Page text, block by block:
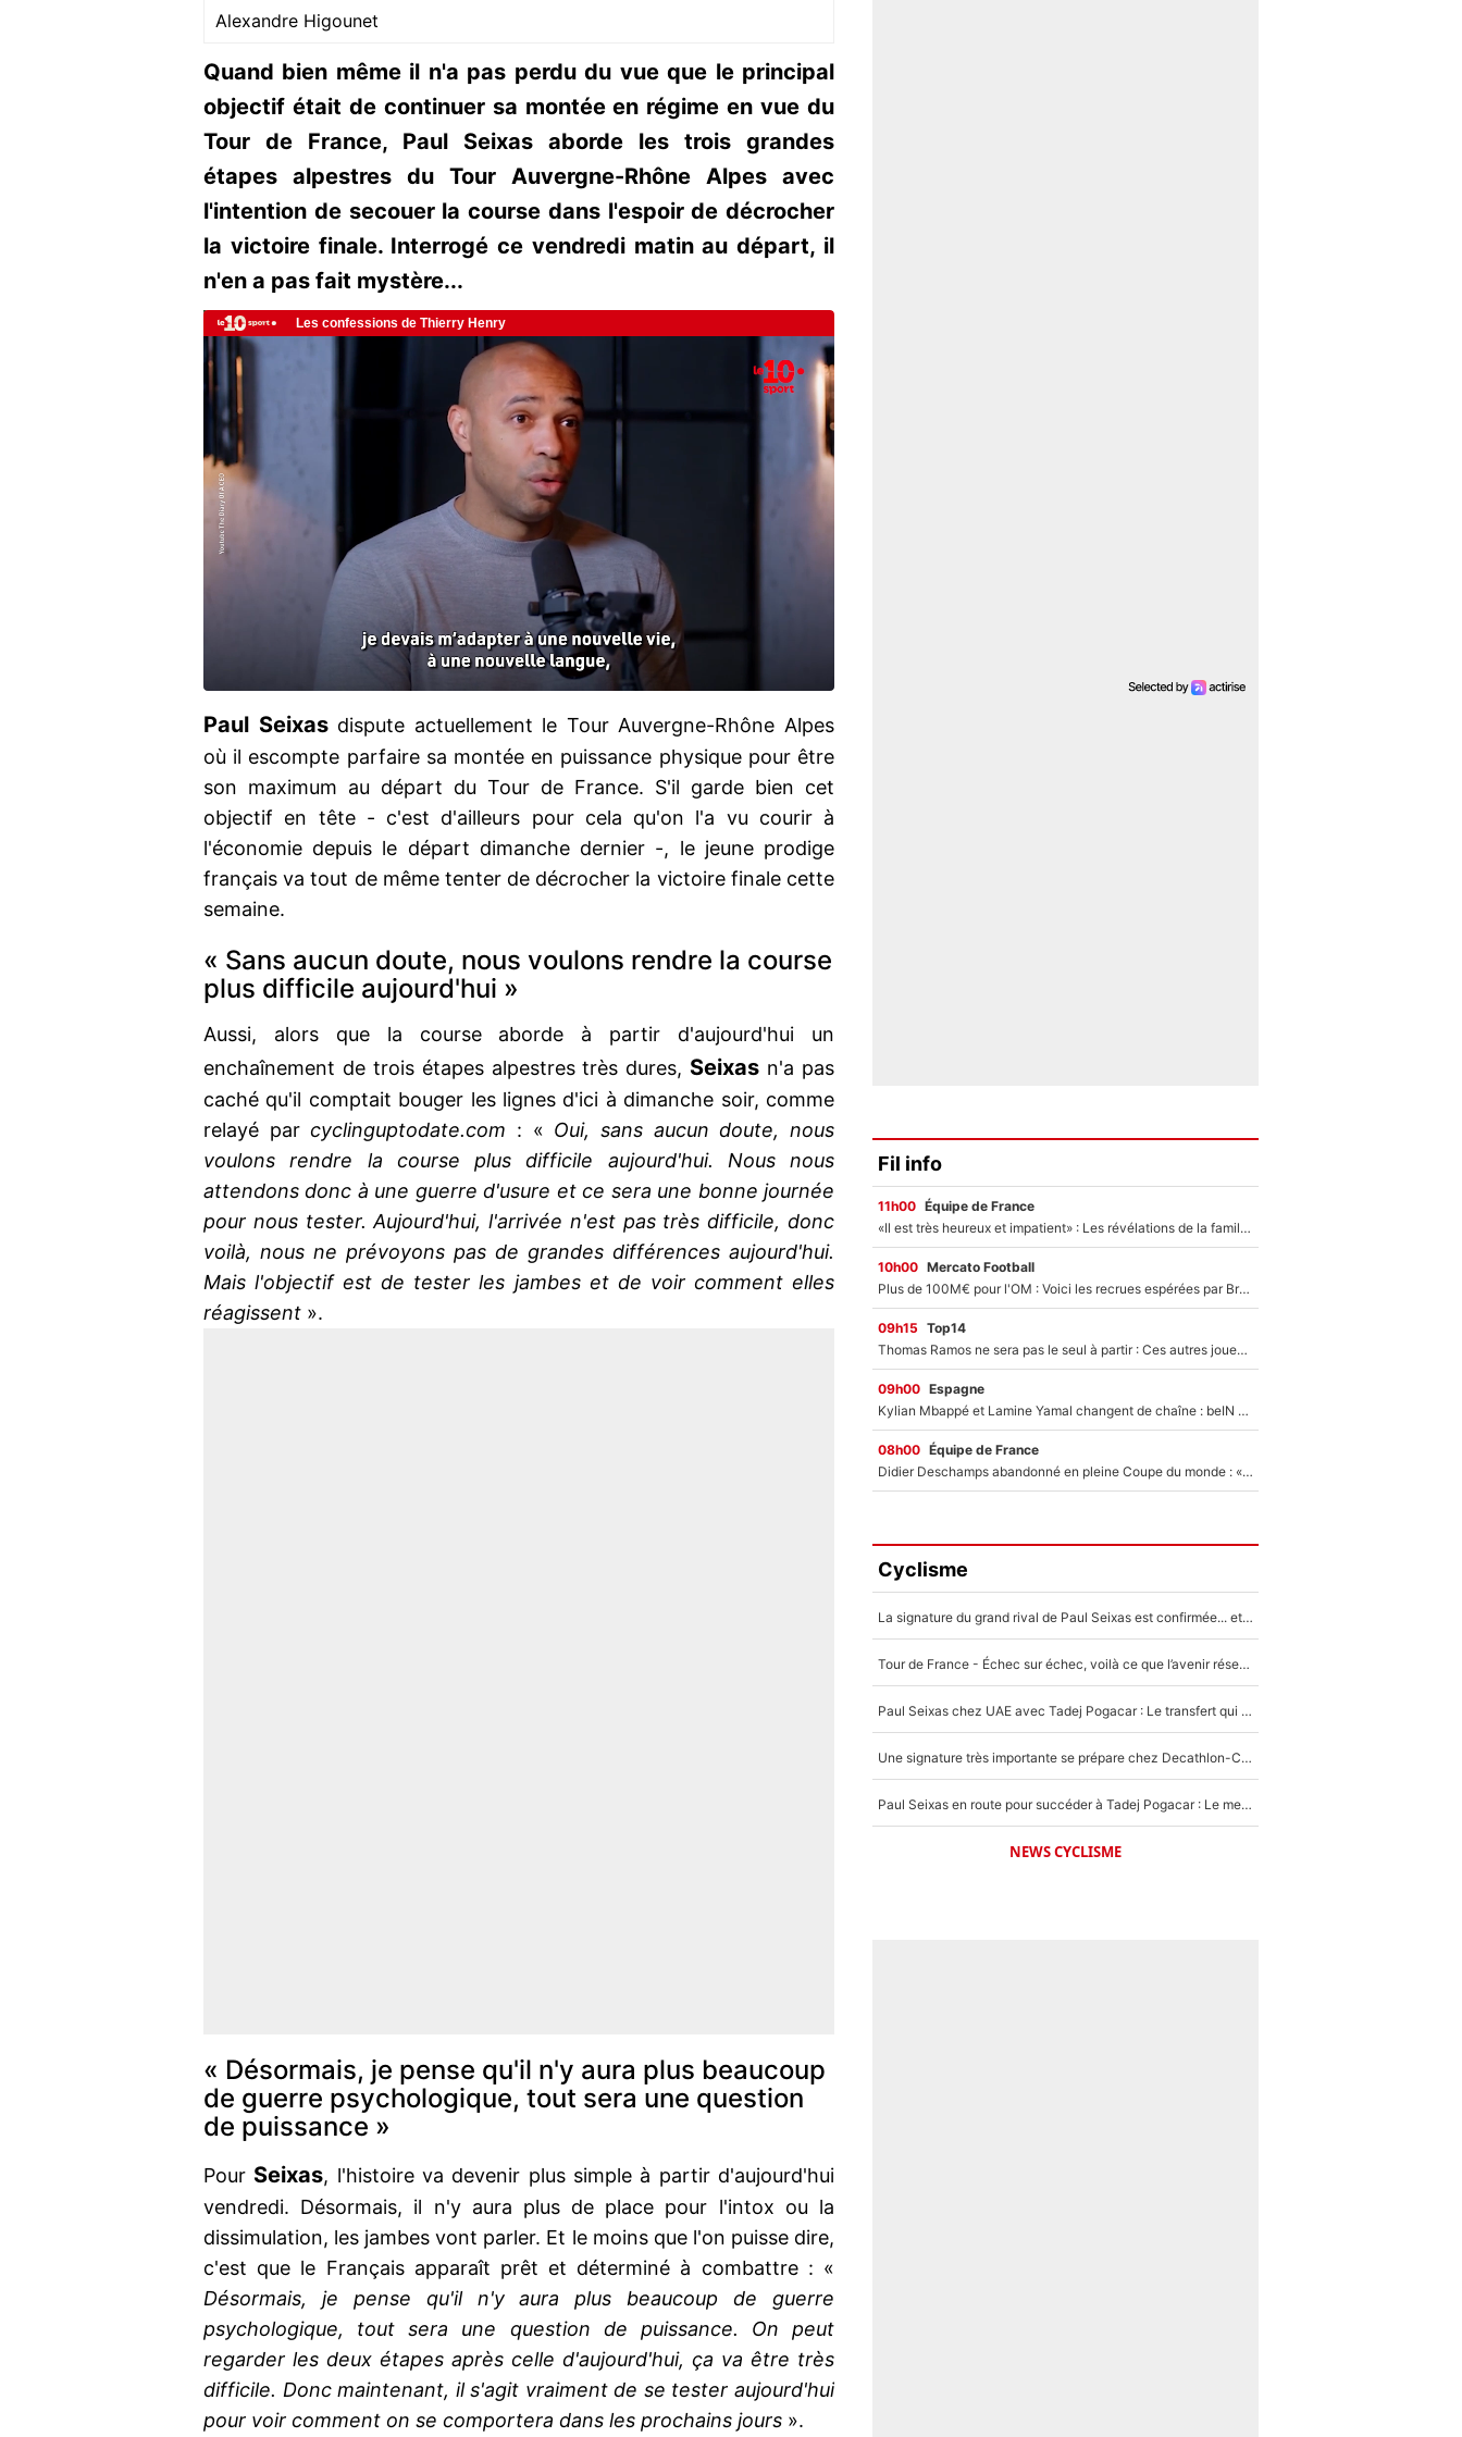
Alexandre Higounet
Quand bien même il n'a pas perdu du vue que le principal
objectif était de continuer sa montée en régime en vue du
Tour de France, Paul Seixas aborde les trois grandes
étapes alpestres du Tour Auvergne-Rhône Alpes avec
l'intention de secouer la course dans l'espoir de décrocher
la victoire finale. Interrogé ce vendredi matin au départ, il
n'en a pas fait mystère...
Paul Seixasdispute actuellement le Tour Auvergne-Rhône Alpes
où il escompte parfaire sa montée en puissance physique pour être
son maximum au départ du Tour de France. S'il garde bien cet
objectif en tête - c'est d'ailleurs pour cela qu'on l'a vu courir à
l'économie depuis le départ dimanche dernier -, le jeune prodige
français va tout de même tenter de décrocher la victoire finale cette
semaine.
« Sans aucun doute, nous voulons rendre la course
plus difficile aujourd'hui »
Aussi, alors que la course aborde à partir d'aujourd'hui un
enchaînement de trois étapes alpestres très dures, Seixas n'a pas
caché qu'il comptait bouger les lignes d'ici à dimanche soir, comme
relayé parcyclinguptodate.com : « Oui, sans aucun doute, nous
voulons rendre la course plus difficile aujourd'hui. Nous nous
attendons donc à une guerre d'usure et ce sera une bonne journée
pour nous tester. Aujourd'hui, l'arrivée n'est pas très difficile, donc
voilà, nous ne prévoyons pas de grandes différences aujourd'hui.
Mais l'objectif est de tester les jambes et de voir comment elles
réagissent ».
« Désormais, je pense qu'il n'y aura plus beaucoup
de guerre psychologique, tout sera une question
de puissance »
Pour Seixas, l'histoire va devenir plus simple à partir d'aujourd'hui
vendredi. Désormais, il n'y aura plus de place pour l'intox ou la
dissimulation, les jambes vont parler. Et le moins que l'on puisse dire,
c'est que le Français apparaît prêt et déterminé à combattre : «
Désormais, je pense qu'il n'y aura plus beaucoup de guerre
psychologique, tout sera une question de puissance. On peut
regarder les deux étapes après celle d'aujourd'hui, ça va être très
difficile. Donc maintenant, il s'agit vraiment de se tester aujourd'hui
pour voir comment on se comportera dans les prochains jours ».
Fil info
11h00 Équipe de France
«Il est très heureux et impatient» : Les révélations de la famille Zidane sur sa prise de pouvoir en équipe de France !
10h00 Mercato Football
Plus de 100M€ pour l'OM : Voici les recrues espérées par Bruno Genesio et Grégory Lorenzi après l’opération dégraissage
09h15 Top14
Thomas Ramos ne sera pas le seul à partir : Ces autres joueurs du XV de France pourraient aussi quitter le Stade Toulousain, un club de Top 14 est déjà sur les rangs
09h00 Espagne
Kylian Mbappé et Lamine Yamal changent de chaîne : beIN SPORTS ne digère pas cette décision historique et prédit un fiasco pour la Liga
08h00 Équipe de France
Didier Deschamps abandonné en pleine Coupe du monde : «La FFF était déjà passée à Zinedine Zidane»
Cyclisme
La signature du grand rival de Paul Seixas est confirmée... et c'est une excellente nouvelle pour l'équipe Decathlon-CMA CGM !
Tour de France - Échec sur échec, voilà ce que l’avenir réserve à Paul Seixas : «Tant qu’il y aura un Pogacar comme celui-là...»
Paul Seixas chez UAE avec Tadej Pogacar : Le transfert qui effraie le peloton, «c’est la pire des choses qui puisse arriver»
Une signature très importante se prépare chez Decathlon-CMA CGM pour aider Paul Seixas à gagner le Tour de France 2027
Paul Seixas en route pour succéder à Tadej Pogacar : Le meilleur est annoncé pour l’avenir de la pépite française
NEWS CYCLISME